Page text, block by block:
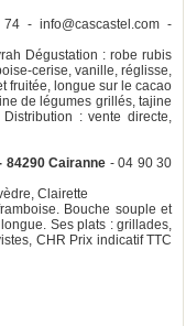
- info@cascastel.com -
Dégustation : robe rubis
cerise, vanille, réglisse,
fruitée, longue sur le cacao
de légumes grillés, tajine
: vente directe,
84290 Cairanne - 04 90 30
Clairette
Bouche souple et
Ses plats : grillades,
CHR Prix indicatif TTC